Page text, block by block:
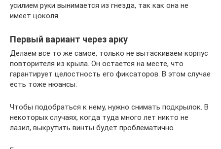
усилием руки вынимается из гнезда, так как она не
имеет цоколя.
Первый вариант через арку
Делаем все то же самое, только не вытаскиваем корпус
повторителя из крыла. Он остается на месте, что
гарантирует целостность его фиксаторов. В этом случае
есть тоже нюансы:
Чтобы подобраться к нему, нужно снимать подкрылок. В
некоторых случаях, когда туда много лет никто не
лазил, выкрутить винты будет проблематично.